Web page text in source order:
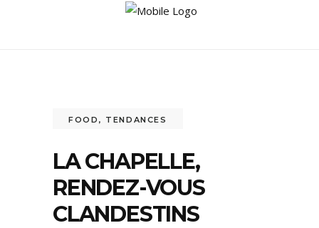
FOOD , TENDANCES
LA CHAPELLE,
RENDEZ-VOUS
CLANDESTINS